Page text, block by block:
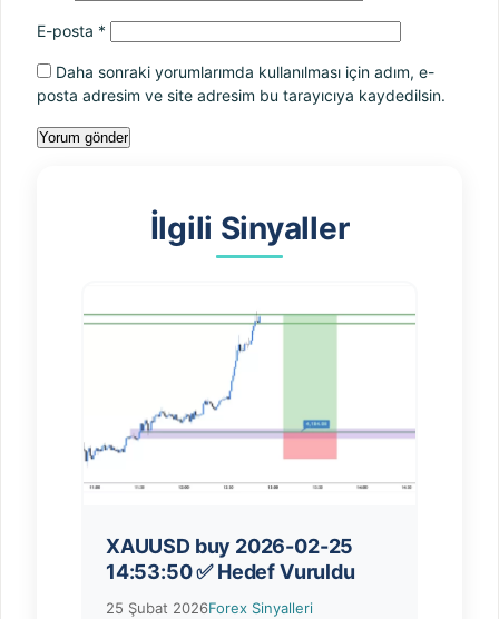
E-posta *
Daha sonraki yorumlarımda kullanılması için adım, e-
posta adresim ve site adresim bu tarayıcıya kaydedilsin.
İlgili Sinyaller
XAUUSD buy 2026-02-25
14:53:50 ✅ Hedef Vuruldu
25 Şubat 2026Forex Sinyalleri